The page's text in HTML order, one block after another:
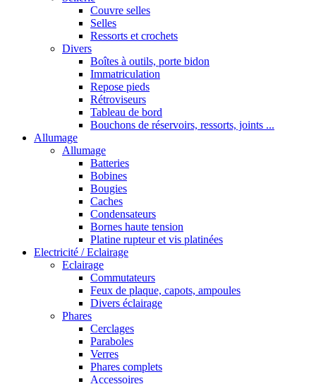
Couvre selles
Selles
Ressorts et crochets
Divers
Boîtes à outils, porte bidon
Immatriculation
Repose pieds
Rétroviseurs
Tableau de bord
Bouchons de réservoirs, ressorts, joints ...
Allumage
Allumage
Batteries
Bobines
Bougies
Caches
Condensateurs
Bornes haute tension
Platine rupteur et vis platinées
Electricité / Eclairage
Eclairage
Commutateurs
Feux de plaque, capots, ampoules
Divers éclairage
Phares
Cerclages
Paraboles
Verres
Phares complets
Accessoires